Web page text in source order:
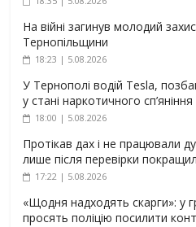
На війні загинув молодий
Тернопільщини
18:23 | 5.08.2026
У Тернополі водій Tesla,
у стані наркотичного сп’яніння
18:00 | 5.08.2026
Протікав дах і не працювали
лише після перевірки
17:22 | 5.08.2026
«Щодня надходять скарги»: у
просять поліцію посилити